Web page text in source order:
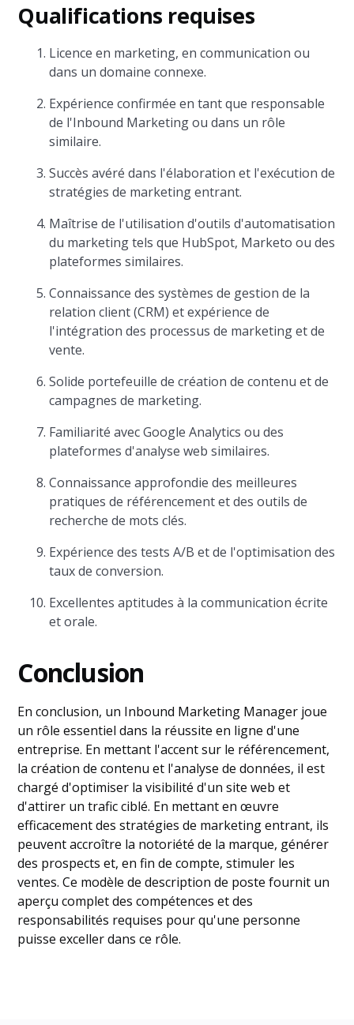
Qualifications requises
Licence en marketing, en communication ou
dans un domaine connexe.
Expérience confirmée en tant que responsable
de l'Inbound Marketing ou dans un rôle
similaire.
Succès avéré dans l'élaboration et l'exécution de
stratégies de marketing entrant.
Maîtrise de l'utilisation d'outils d'automatisation
du marketing tels que HubSpot, Marketo ou des
plateformes similaires.
Connaissance des systèmes de gestion de la
relation client (CRM) et expérience de
l'intégration des processus de marketing et de
vente.
Solide portefeuille de création de contenu et de
campagnes de marketing.
Familiarité avec Google Analytics ou des
plateformes d'analyse web similaires.
Connaissance approfondie des meilleures
pratiques de référencement et des outils de
recherche de mots clés.
Expérience des tests A/B et de l'optimisation des
taux de conversion.
Excellentes aptitudes à la communication écrite
et orale.
Conclusion
En conclusion, un Inbound Marketing Manager joue
un rôle essentiel dans la réussite en ligne d'une
entreprise. En mettant l'accent sur le référencement,
la création de contenu et l'analyse de données, il est
chargé d'optimiser la visibilité d'un site web et
d'attirer un trafic ciblé. En mettant en œuvre
efficacement des stratégies de marketing entrant, ils
peuvent accroître la notoriété de la marque, générer
des prospects et, en fin de compte, stimuler les
ventes. Ce modèle de description de poste fournit un
aperçu complet des compétences et des
responsabilités requises pour qu'une personne
puisse exceller dans ce rôle.